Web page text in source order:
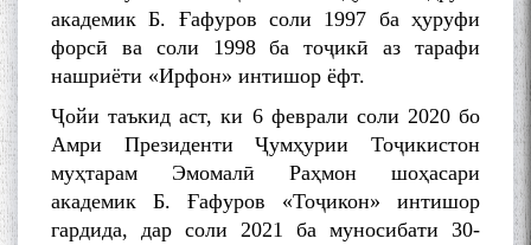
академик Б. Ғафуров соли 1997 ба ҳуруфи
форсӣ ва соли 1998 ба тоҷикӣ аз тарафи
нашриёти «Ирфон» интишор ёфт.
Ҷойи таъкид аст, ки 6 феврали соли 2020 бо
Амри Президенти Ҷумҳурии Тоҷикистон
муҳтарам Эмомалӣ Раҳмон шоҳасари
академик Б. Ғафуров «Тоҷикон» интишор
гардида, дар соли 2021 ба муносибати 30-